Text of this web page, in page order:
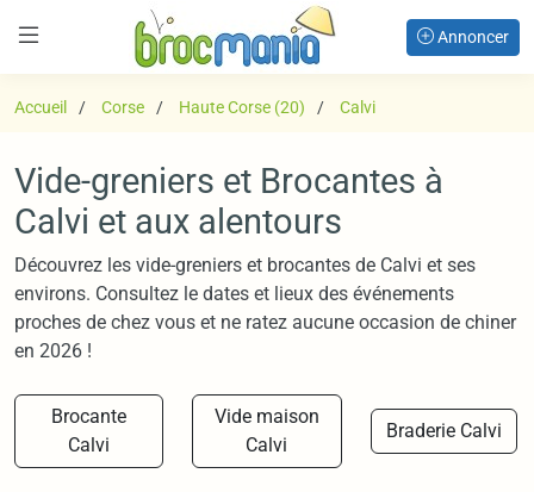
Annoncer
Accueil Corse Haute Corse (20) Calvi
Vide-greniers et Brocantes à
Calvi et aux alentours
Découvrez les vide-greniers et brocantes de Calvi et ses
environs. Consultez le dates et lieux des événements
proches de chez vous et ne ratez aucune occasion de chiner
en 2026 !
Brocante
Calvi
Vide maison
Calvi
Braderie Calvi